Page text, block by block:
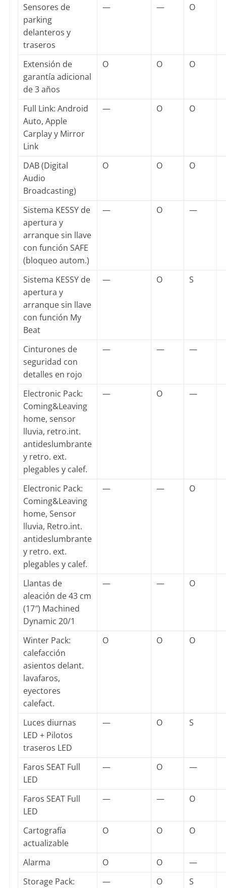
Sensores de
parking
delanteros y
traseros
— — O
Extensión de
garantía adicional
de 3 años
O O O
Full Link: Android
Auto, Apple
Carplay y Mirror
Link
— O O
DAB (Digital
Audio
Broadcasting)
O O O
Sistema KESSY de
apertura y
arranque sin llave
con función SAFE
(bloqueo autom.)
— O —
Sistema KESSY de
apertura y
arranque sin llave
con función My
Beat
— O S
Cinturones de
seguridad con
detalles en rojo
— — —
Electronic Pack:
Coming&Leaving
home, sensor
lluvia, retro.int.
antideslumbrante
y retro. ext.
plegables y calef.
— O —
Electronic Pack:
Coming&Leaving
home, Sensor
lluvia, Retro.int.
antideslumbrante
y retro. ext.
plegables y calef.
— — O
Llantas de
aleación de 43 cm
(17″) Machined
Dynamic 20/1
— — O
Winter Pack:
calefacción
asientos delant.
lavafaros,
eyectores
calefact.
O O O
Luces diurnas
LED + Pilotos
traseros LED
— O S
Faros SEAT Full
LED
— O —
Faros SEAT Full
LED
— — O
Cartografía
actualizable
O O O
Alarma O O
—
Storage Pack:
— O S